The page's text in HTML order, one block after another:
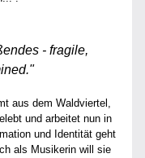
- fragile,
aus dem Waldviertel,
und arbeitet nun in
und Identität geht
als Musikerin will sie